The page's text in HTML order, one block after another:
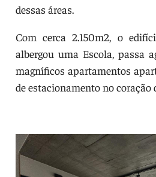
dessas áreas.
Com cerca 2.150m2, o
albergou uma Escola, passa
magníficos apartamentos
de estacionamento no coração